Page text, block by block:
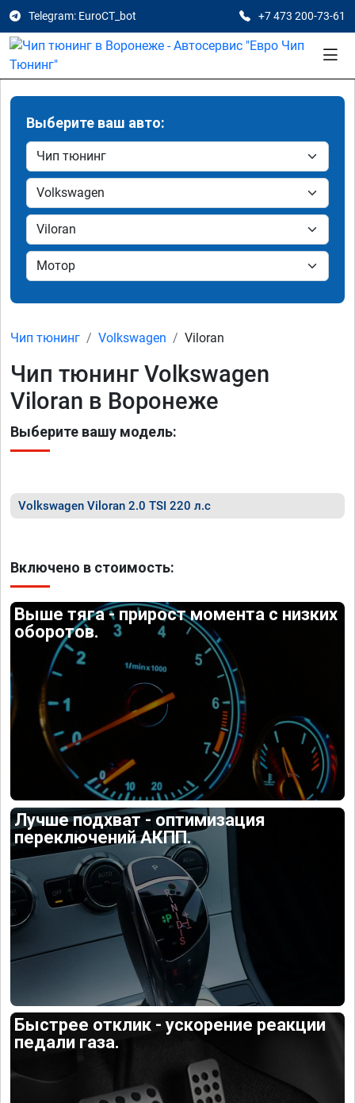
Telegram: EuroCT_bot +7 473 200-73-61
Выберите ваш авто:
Чип тюнинг Volkswagen Viloran
Чип тюнинг Volkswagen
Viloran в Воронеже
Выберите вашу модель:
Volkswagen Viloran 2.0 TSI 220 л.с
Включено в стоимость:
Выше тяга - прирост момента с низких
оборотов.
Лучше подхват - оптимизация
переключений АКПП.
Быстрее отклик - ускорение реакции
педали газа.